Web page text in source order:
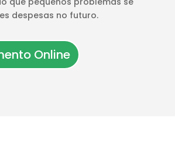
despesas no futuro.
Online